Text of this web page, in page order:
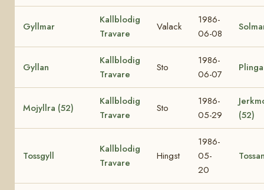
Gyllmar
Kallblodig
Travare
Valack
1986-
06-08
Gyllan
Kallblodig
Travare
Sto
1986-
06-07
Plinga
Mojyllra (52)
Kallblodig
Travare
Sto
1986-
05-29
(52)
Tossgyll
Kallblodig
Travare
Hingst
1986-
05-
20